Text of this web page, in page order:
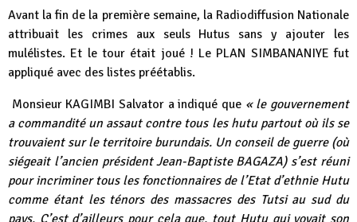
Avant la fin de la première semaine, la Radiodiffusion Nationale
attribuait les crimes aux seuls Hutus sans y ajouter les
mulélistes. Et le tour était joué ! Le PLAN SIMBANANIYE fut
appliqué avec des listes préétablis.
Monsieur KAGIMBI Salvator a indiqué que « le gouvernement
a commandité un assaut contre tous les hutu partout où ils se
trouvaient sur le territoire burundais. Un conseil de guerre (où
siégeait l’ancien président Jean-Baptiste BAGAZA) s’est réuni
pour incriminer tous les fonctionnaires de l’Etat d’ethnie Hutu
comme étant les ténors des massacres des Tutsi au sud du